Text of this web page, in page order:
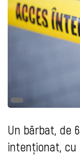
Un bărbat, de
intenționat, cu